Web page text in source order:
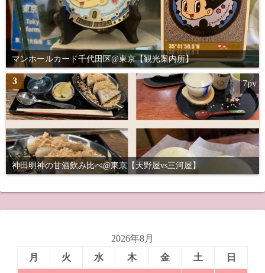
マンホールカード千代田区@東京【観光案内所】
3
神田明神の甘酒飲み比べ@東京【天野屋vs三河屋】
7pv
2026年8月
月
火 水 木 金 土 日